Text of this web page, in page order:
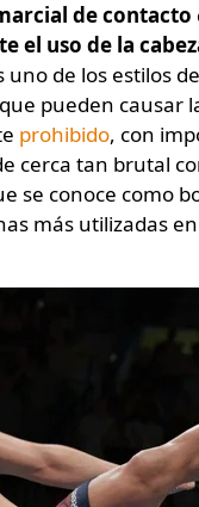
de contacto
el uso de la
uno de los estilos
pueden causar
prohibido, con
cerca tan brutal
se conoce como
más utilizadas